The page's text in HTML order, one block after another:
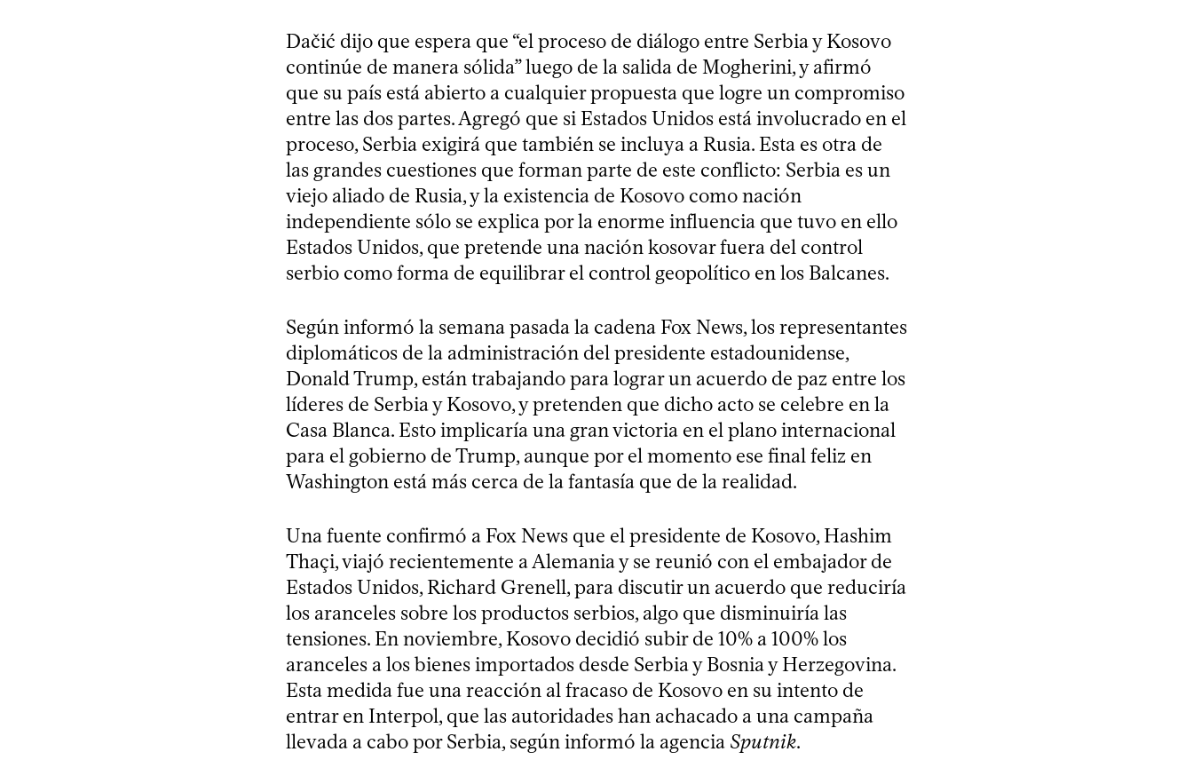
Dačić dijo que espera que “el proceso de diálogo entre Serbia y Kosovo
continúe de manera sólida” luego de la salida de Mogherini, y afirmó
que su país está abierto a cualquier propuesta que logre un compromiso
entre las dos partes. Agregó que si Estados Unidos está involucrado en el
proceso, Serbia exigirá que también se incluya a Rusia. Esta es otra de
las grandes cuestiones que forman parte de este conflicto: Serbia es un
viejo aliado de Rusia, y la existencia de Kosovo como nación
independiente sólo se explica por la enorme influencia que tuvo en ello
Estados Unidos, que pretende una nación kosovar fuera del control
serbio como forma de equilibrar el control geopolítico en los Balcanes.
Según informó la semana pasada la cadena Fox News, los representantes
diplomáticos de la administración del presidente estadounidense,
Donald Trump, están trabajando para lograr un acuerdo de paz entre los
líderes de Serbia y Kosovo, y pretenden que dicho acto se celebre en la
Casa Blanca. Esto implicaría una gran victoria en el plano internacional
para el gobierno de Trump, aunque por el momento ese final feliz en
Washington está más cerca de la fantasía que de la realidad.
Una fuente confirmó a Fox News que el presidente de Kosovo, Hashim
Thaçi, viajó recientemente a Alemania y se reunió con el embajador de
Estados Unidos, Richard Grenell, para discutir un acuerdo que reduciría
los aranceles sobre los productos serbios, algo que disminuiría las
tensiones. En noviembre, Kosovo decidió subir de 10% a 100% los
aranceles a los bienes importados desde Serbia y Bosnia y Herzegovina.
Esta medida fue una reacción al fracaso de Kosovo en su intento de
entrar en Interpol, que las autoridades han achacado a una campaña
llevada a cabo por Serbia, según informó la agencia Sputnik.